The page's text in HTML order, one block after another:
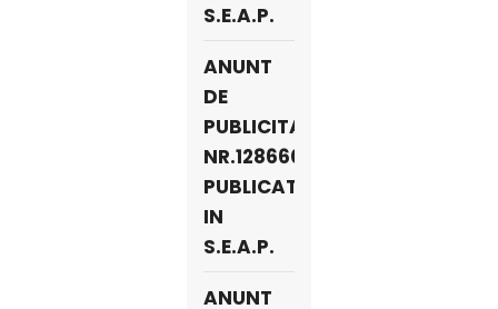
S.E.A.P.
ANUNT
DE
PUBLICITATE
NR.128660
PUBLICAT
IN
S.E.A.P.
ANUNT